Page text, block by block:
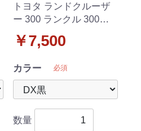
トヨタ ランドクルーザ
ー 300 ランクル 300系 7
DXシリーズ 社外新品
￥7,500
カラー 必須
数量